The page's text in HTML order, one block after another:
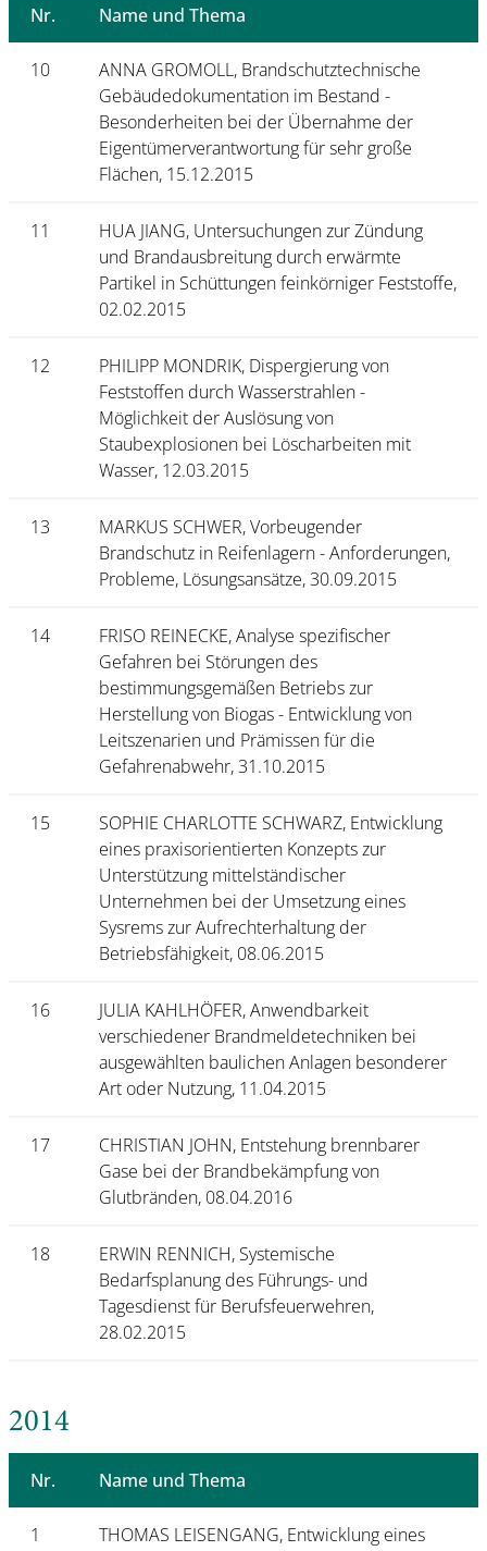
Nr. Name und Thema
10
ANNA GROMOLL, Brandschutztechnische
Gebäudedokumentation im Bestand -
Besonderheiten bei der Übernahme der
Eigentümerverantwortung für sehr große
Flächen, 15.12.2015
11
HUA JIANG, Untersuchungen zur Zündung
und Brandausbreitung durch erwärmte
Partikel in Schüttungen feinkörniger Feststoffe,
02.02.2015
12
PHILIPP MONDRIK, Dispergierung von
Feststoffen durch Wasserstrahlen -
Möglichkeit der Auslösung von
Staubexplosionen bei Löscharbeiten mit
Wasser, 12.03.2015
13
MARKUS SCHWER, Vorbeugender
Brandschutz in Reifenlagern - Anforderungen,
Probleme, Lösungsansätze, 30.09.2015
14
FRISO REINECKE, Analyse spezifischer
Gefahren bei Störungen des
bestimmungsgemäßen Betriebs zur
Herstellung von Biogas - Entwicklung von
Leitszenarien und Prämissen für die
Gefahrenabwehr, 31.10.2015
15
SOPHIE CHARLOTTE SCHWARZ, Entwicklung
eines praxisorientierten Konzepts zur
Unterstützung mittelständischer
Unternehmen bei der Umsetzung eines
Sysrems zur Aufrechterhaltung der
Betriebsfähigkeit, 08.06.2015
16
JULIA KAHLHÖFER, Anwendbarkeit
verschiedener Brandmeldetechniken bei
ausgewählten baulichen Anlagen besonderer
Art oder Nutzung, 11.04.2015
17
CHRISTIAN JOHN, Entstehung brennbarer
Gase bei der Brandbekämpfung von
Glutbränden, 08.04.2016
18
ERWIN RENNICH, Systemische
Bedarfsplanung des Führungs- und
Tagesdienst für Berufsfeuerwehren,
28.02.2015
2014
Nr. Name und Thema
1
THOMAS LEISENGANG, Entwicklung eines